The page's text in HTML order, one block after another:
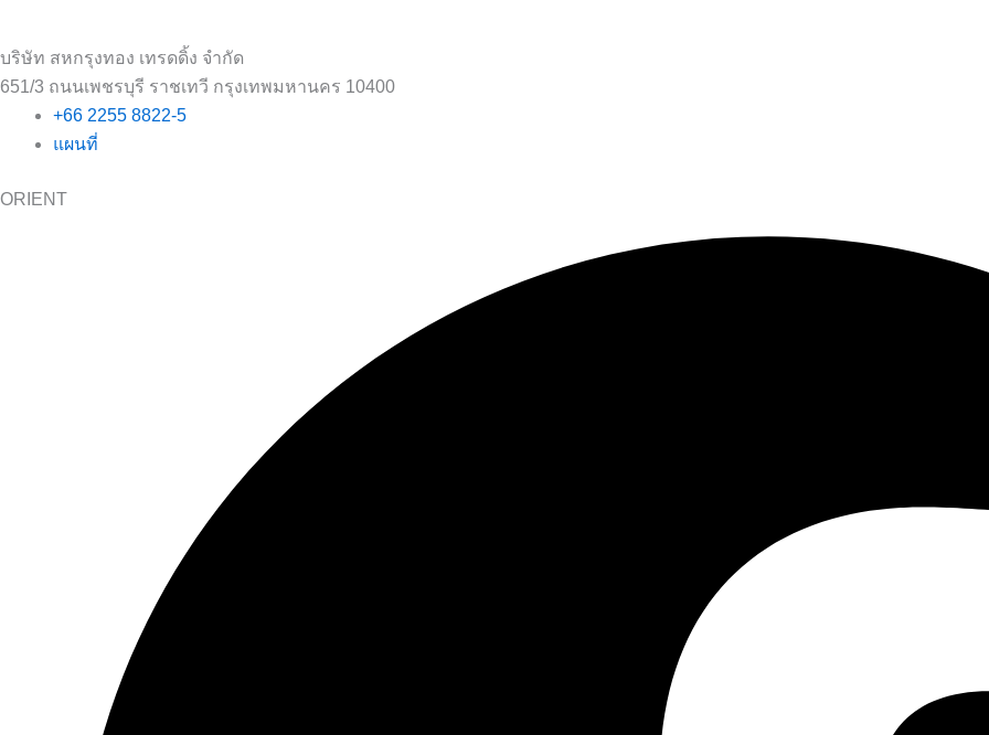
บริษัท สหกรุงทอง เทรดดิ้ง จำกัด
651/3 ถนนเพชรบุรี ราชเทวี กรุงเทพมหานคร 10400
+66 2255 8822-5
แผนที่
ORIENT